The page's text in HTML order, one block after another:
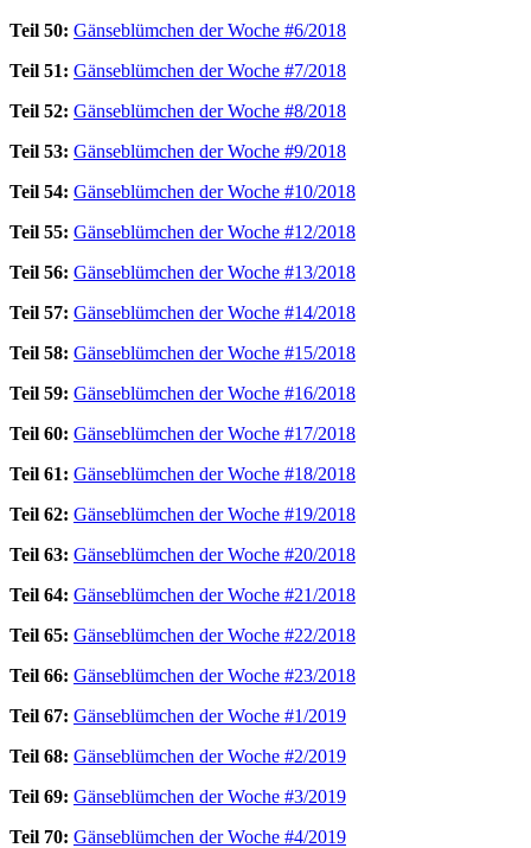
Teil 50: Gänseblümchen der Woche #6/2018
Teil 51: Gänseblümchen der Woche #7/2018
Teil 52: Gänseblümchen der Woche #8/2018
Teil 53: Gänseblümchen der Woche #9/2018
Teil 54: Gänseblümchen der Woche #10/2018
Teil 55: Gänseblümchen der Woche #12/2018
Teil 56: Gänseblümchen der Woche #13/2018
Teil 57: Gänseblümchen der Woche #14/2018
Teil 58: Gänseblümchen der Woche #15/2018
Teil 59: Gänseblümchen der Woche #16/2018
Teil 60: Gänseblümchen der Woche #17/2018
Teil 61: Gänseblümchen der Woche #18/2018
Teil 62: Gänseblümchen der Woche #19/2018
Teil 63: Gänseblümchen der Woche #20/2018
Teil 64: Gänseblümchen der Woche #21/2018
Teil 65: Gänseblümchen der Woche #22/2018
Teil 66: Gänseblümchen der Woche #23/2018
Teil 67: Gänseblümchen der Woche #1/2019
Teil 68: Gänseblümchen der Woche #2/2019
Teil 69: Gänseblümchen der Woche #3/2019
Teil 70: Gänseblümchen der Woche #4/2019